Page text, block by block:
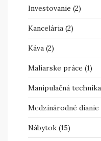
Investovanie (2)
Kancelária (2)
Káva (2)
Maliarske práce (1)
Manipulačná technika
Medzinárodné dianie
Nábytok (15)